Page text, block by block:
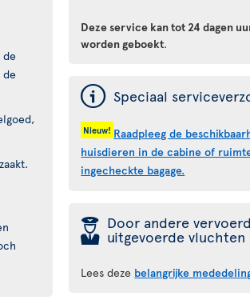
de
de
Deze service kan tot 24 dagen
worden geboekt.
ý Speciaal
Nieuw! Raadpleeg de
huisdieren in de cabine of
ingecheckte bagage.
þ Door andere
uitgevoerde vluchten
Lees deze belangrijke